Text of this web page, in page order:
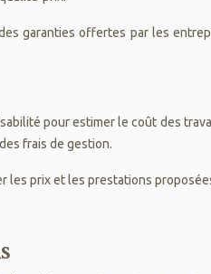
garanties offertes par les
pour estimer le coût des
frais de gestion.
prix et les prestations